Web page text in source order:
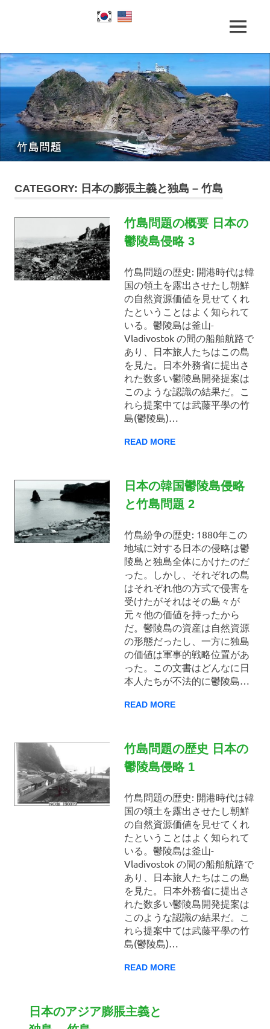
島
問
題
島
の
問
題
と
竹
の
歴
MENU
CATEGORY: 日本の膨張主義と独島 – 竹島
竹島問題の概要 日本の
鬱陵島侵略 3
竹島問題の歴史: 開港時代は韓
国の領土を露出させたし朝鮮
の自然資源価値を見せてくれ
たということはよく知られて
いる。鬱陵島は釜山-
Vladivostok の間の船舶航路で
あり、日本旅人たちはこの島
を見た。日本外務省に提出さ
れた数多い鬱陵島開発提案は
このような認識の結果だ。こ
れら提案中ては武藤平學の竹
島(鬱陵島)…
READ MORE
日本の韓国鬱陵島侵略
と竹島問題 2
竹島紛争の歴史: 1880年この
地域に対する日本の侵略は鬱
陵島と独島全体にかけたのだ
った。しかし、それぞれの島
はそれぞれ他の方式で侵害を
受けたがそれはその島々が
元々他の価値を持ったから
だ。鬱陵島の資産は自然資源
の形態だったし、一方に独島
の価値は軍事的戦略位置があ
った。この文書はどんなに日
本人たちが不法的に鬱陵島…
READ MORE
竹島問題の歴史 日本の
鬱陵島侵略 1
竹島問題の歴史: 開港時代は韓
国の領土を露出させたし朝鮮
の自然資源価値を見せてくれ
たということはよく知られて
いる。鬱陵島は釜山-
Vladivostok の間の船舶航路で
あり、日本旅人たちはこの島
を見た。日本外務省に提出さ
れた数多い鬱陵島開発提案は
このような認識の結果だ。こ
れら提案中ては武藤平學の竹
島(鬱陵島)…
READ MORE
日本のアジア膨脹主義と